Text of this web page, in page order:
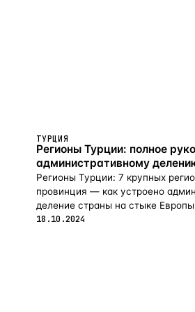
ТУРЦИЯ
Регионы Турции: полное
административному
Регионы Турции: 7 крупных
провинция — как устроено
деление страны на стыке
18.10.2024